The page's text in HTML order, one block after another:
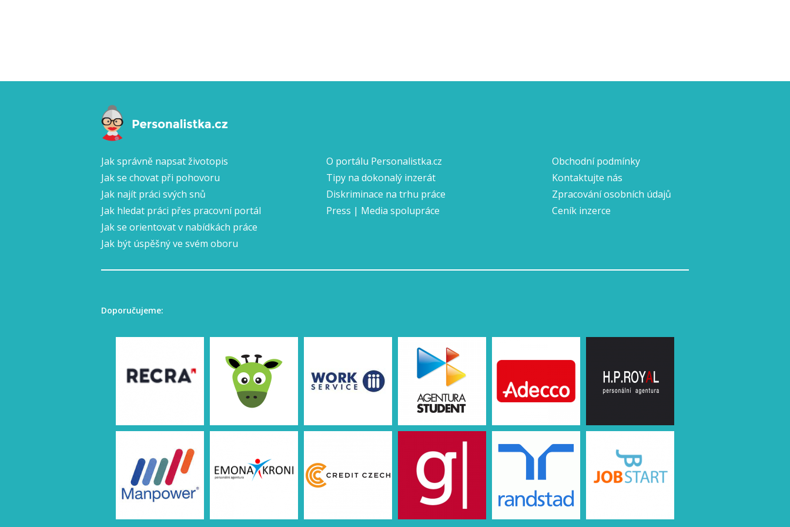
Jak správně napsat životopis
Jak se chovat při pohovoru
Jak najít práci svých snů
Jak hledat práci přes pracovní portál
Jak se orientovat v nabídkách práce
Jak být úspěšný ve svém oboru
O portálu Personalistka.cz
Tipy na dokonalý inzerát
Diskriminace na trhu práce
Press | Media spolupráce
Obchodní podmínky
Kontaktujte nás
Zpracování osobních údajů
Ceník inzerce
Doporučujeme: